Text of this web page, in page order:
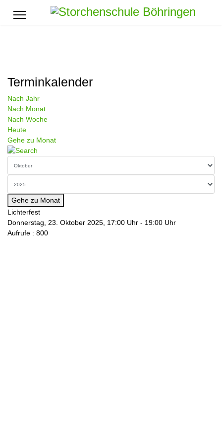
Terminkalender
Nach Jahr
Nach Monat
Nach Woche
Heute
Gehe zu Monat
Gehe zu Monat
Lichterfest
Donnerstag, 23. Oktober 2025, 17:00 Uhr - 19:00 Uhr
Aufrufe : 800